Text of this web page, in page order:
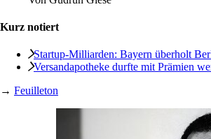
Kurz notiert
Startup-Milliarden: Bayern überholt
Versandapotheke durfte mit Prämien
→ Feuilleton